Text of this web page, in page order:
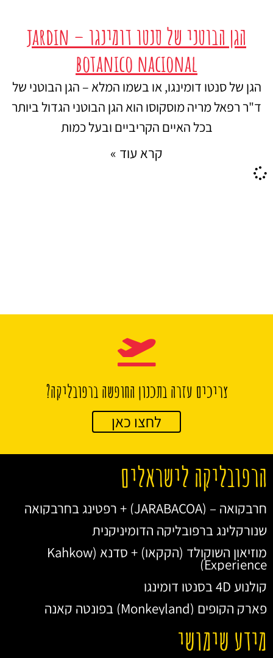
הגן הבוטני של סנטו דומינגו – jardin
botanico nacional
הגן של סנטו דומינגו, או בשמו המלא – הגן הבוטני של
ד"ר רפאל מריה מוסקוסו הוא הגן הבוטני הגדול ביותר
בכל האיים הקריביים ובעל כמות
קרא עוד »
צריכים עזרה בתכנון החופשה ברפובליקה?
לחצו כאן
הרפובליקה לישראלים
חרבקואה – (JARABACOA) + רפטינג בחרבקואה
שנורקלינג ברפובליקה הדומיניקנית
מוזיאון השוקולד (הקקאו) + סדנא (Kahkow
Experience)
קולנוע 4D בסנטו דומינגו
פארק הקופים (Monkeyland) בפונטה קאנה
מידע שימושי